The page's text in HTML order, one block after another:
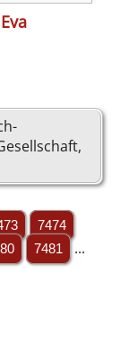
7474
7481
...